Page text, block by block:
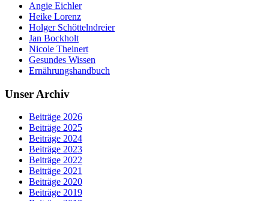
Angie Eichler
Heike Lorenz
Holger Schöttelndreier
Jan Bockholt
Nicole Theinert
Gesundes Wissen
Ernährungshandbuch
Unser Archiv
Beiträge 2026
Beiträge 2025
Beiträge 2024
Beiträge 2023
Beiträge 2022
Beiträge 2021
Beiträge 2020
Beiträge 2019